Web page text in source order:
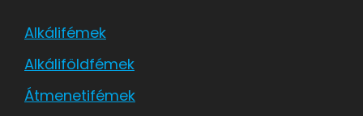
Alkálifémek
Alkáliföldfémek
Átmenetifémek